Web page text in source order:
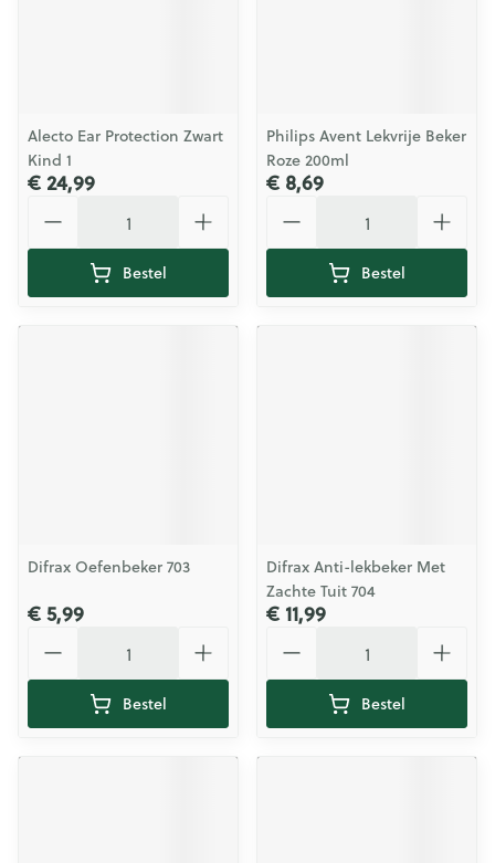
Alecto Ear Protection Zwart
Kind 1
€ 24,99
Bestel
Philips Avent Lekvrije Beker
Roze 200ml
€ 8,69
Bestel
Difrax Oefenbeker 703
€ 5,99
Bestel
Difrax Anti-lekbeker Met
Zachte Tuit 704
€ 11,99
Bestel